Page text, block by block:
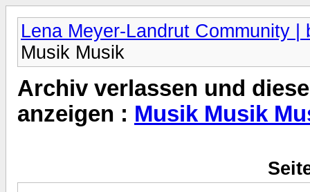
Lena Meyer-Landrut Community |
Musik Musik
Archiv verlassen und
anzeigen : Musik Musik